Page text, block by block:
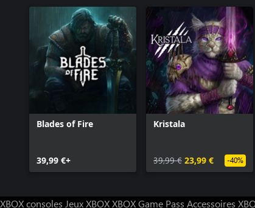
Blades of Fire
39,99 €+
Kristala
39,99 € 23,99 € -40%
XBOX consoles Jeux XBOXXBOX Game Pass Accessoires